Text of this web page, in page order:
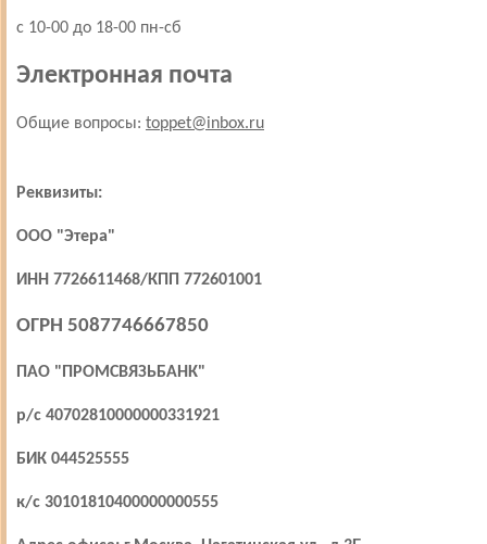
с 10-00 до 18-00 пн-сб
Электронная почта
Общие вопросы: toppet@inbox.ru
Реквизиты:
ООО "Этера"
ИНН 7726611468/КПП 772601001
ОГРН 5087746667850
ПАО "ПРОМСВЯЗЬБАНК"
р/с 40702810000000331921
БИК 044525555
к/с 30101810400000000555